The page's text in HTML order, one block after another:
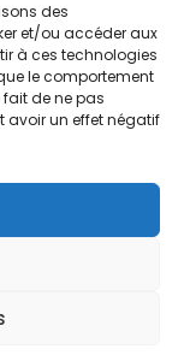
des
et/ou accéder aux
à ces technologies
le comportement
fait de ne pas
avoir un effet négatif